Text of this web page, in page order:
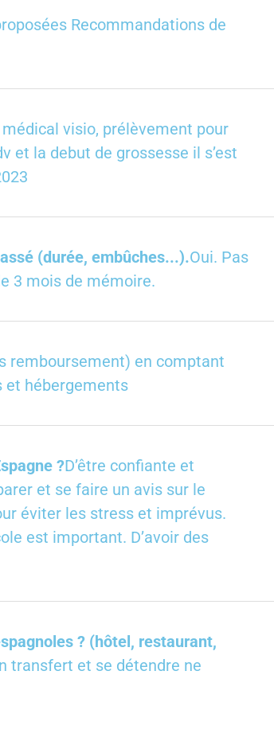
Recommandations de
visio, prélèvement pour
et la debut de grossesse il s’est
(durée, embûches...).Oui. Pas
3 mois de mémoire.
remboursement) en comptant
et hébergements
?D’être confiante et
et se faire un avis sur le
éviter les stress et imprévus.
est important. D’avoir des
? (hôtel, restaurant,
transfert et se détendre ne